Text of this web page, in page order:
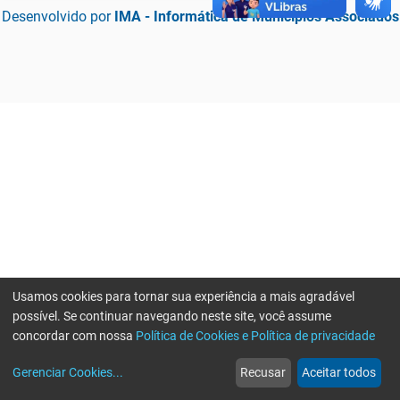
Desenvolvido por IMA - Informática de Municípios Associados
web
Notícias
more_horiz
Mais
Usamos cookies para tornar sua experiência a mais agradável
possível. Se continuar navegando neste site, você assume
concordar com nossa Política de Cookies e Política de privacidade
Gerenciar Cookies... Recusar Aceitar todos
Erro ao enviar informações, por favor tente novamente